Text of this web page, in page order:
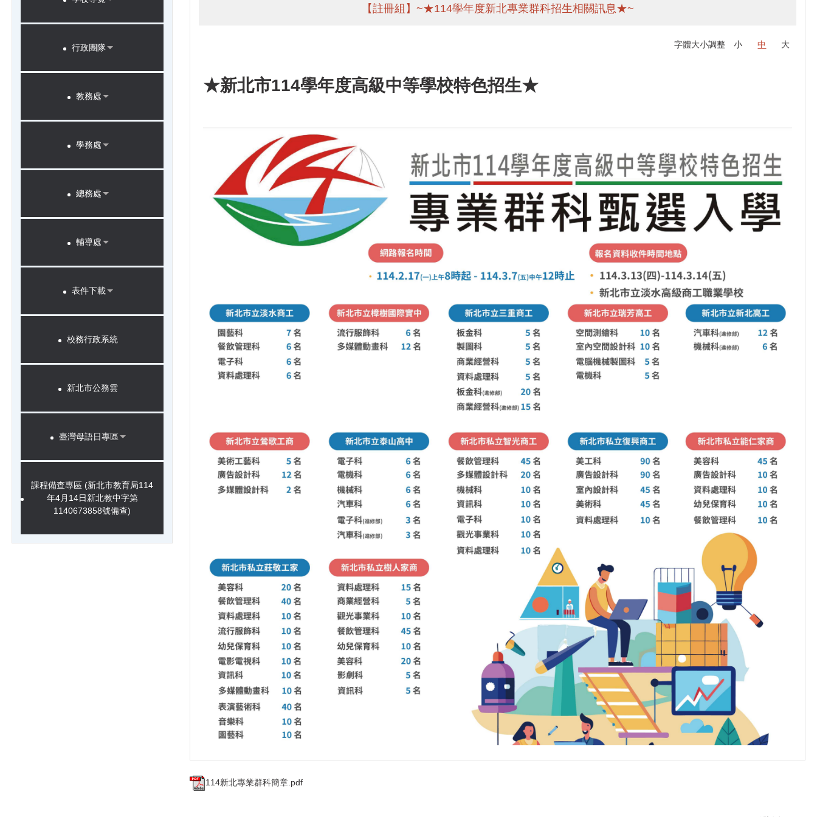
行政團隊
教務處
學務處
總務處
輔導處
表件下載
校務行政系統
新北市公務雲
臺灣母語日專區
課程備查專區 (新北市教育局114
年4月14日新北教中字第
1140673858號備查)
【註冊組】~★114學年度新北專業群科招生相關訊息★~
字體大小調整 小 中 大
★新北市114學年度高級中等學校特色招生★
114新北專業群科簡章.pdf